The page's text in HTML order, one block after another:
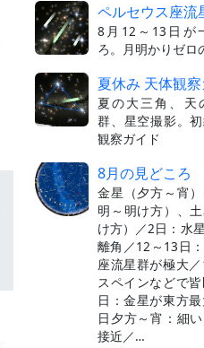
ペルセウス座流
8月12～13日が
ろ。月明かりゼロ
夏休み 天体観
夏の大三角、天
群、星空撮影。
観察ガイド
8月の見どころ
金星（夕方～宵
明～明け方）、
け方）／2日：水
離角／12～13日
座流星群が極大／
スペインなどで
日：金星が東方
日夕方～宵：細
接近／…